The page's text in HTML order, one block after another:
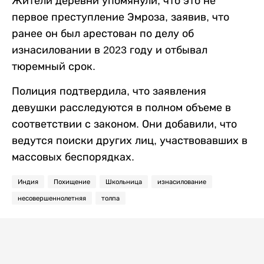
первое преступление Эмроза, заявив, что
ранее он был арестован по делу об
изнасиловании в 2023 году и отбывал
тюремный срок.
Полиция подтвердила, что заявления
девушки расследуются в полном объеме в
соответствии с законом. Они добавили, что
ведутся поиски других лиц, участвовавших в
массовых беспорядках.
Индия Похищение Школьница изнасилование
несовершеннолетняя толпа